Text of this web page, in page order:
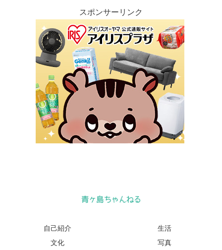
スポンサーリンク
自己紹介
生活
文化
写真